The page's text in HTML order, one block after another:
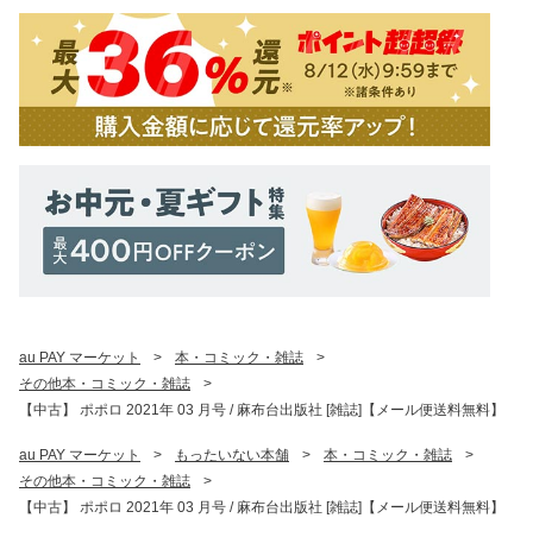
au PAY マーケット > 本・コミック・雑誌
>
その他本・コミック・雑誌
>
【中古】 ポポロ 2021年 03 月号 / 麻布台出版社 [雑誌]【メール便送料無料】
au PAY マーケット > もったいない本舗 > 本・コミック・雑誌
>
その他本・コミック・雑誌
>
【中古】 ポポロ 2021年 03 月号 / 麻布台出版社 [雑誌]【メール便送料無料】